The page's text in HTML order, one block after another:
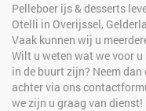
Pelleboer ijs & desserts
Otelli in Overijssel,
Vaak kunnen wij u
Wilt u weten wat we voor
in de buurt zijn? Neem
achter via ons
we zijn u graag van dienst!